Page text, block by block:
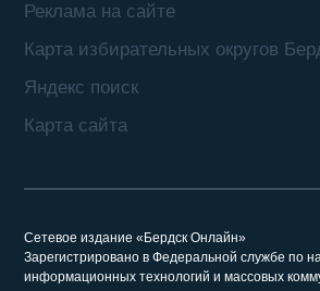
Реклама на сайте
Карта избирательных округов
Яндекс поиск
Карта сайта
Сетевое издание «Бердск Онлайн»
Зарегистрировано в Федеральной службе по
информационных технологий и массовых